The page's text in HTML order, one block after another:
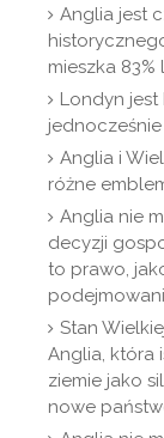
Anglia jest
mieszka
Londyn
Anglia i
różne
Anglia nie
decyzji
to prawo,
Stan
Anglia, która
ziemie jako
nowe